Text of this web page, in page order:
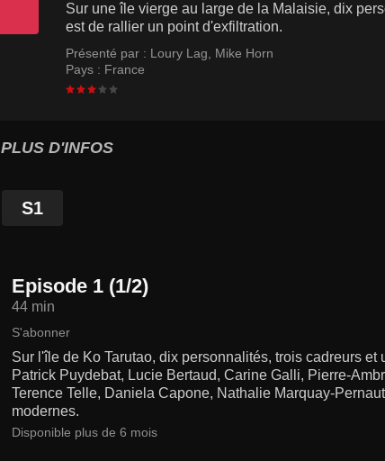
Sur une île vierge au large de la Malaisie, dix
est de rallier un point d'exfiltration.
Présenté par : Loury Lag
Mike Horn
Pays : France
PLUS D'INFOS
S1
Episode 1 (1/2)
44 min
S'abonner
Sur l'île de Ko Tarutao, dix personnalités, trois cadreurs
Patrick Puydebat, Lucie Bertaud, Carine Galli, Pierre-
Terence Telle, Daniela Capone, Nathalie Marquay-
modernes.
Disponible plus de 6 mois